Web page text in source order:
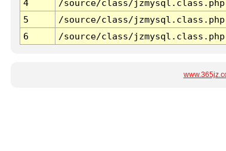
4
/source/class/jzmysql.class.php
5
/source/class/jzmysql.class.php
6
/source/class/jzmysql.class.php